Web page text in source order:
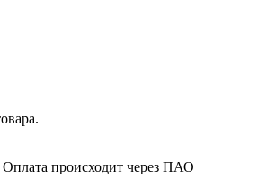
Оплата происходит через ПАО